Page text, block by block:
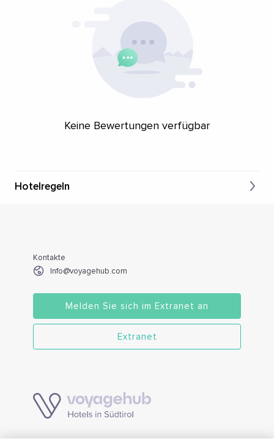
Keine Bewertungen verfügbar
Hotelregeln
Kontakte
Info@voyagehub.com
Melden Sie sich im Extranet an
Extranet